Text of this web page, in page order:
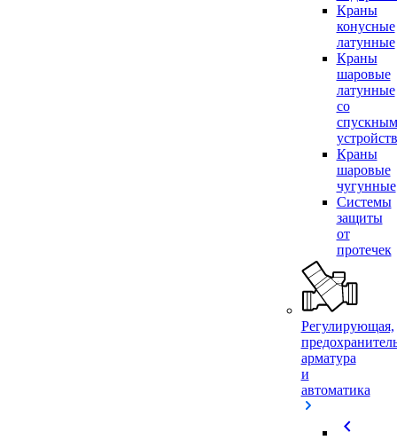
Краны
конусные
латунные
Краны
шаровые
латунные
со
спускным
Краны
шаровые
чугунные
Системы
защиты
от
протечек
Регулирующая,
арматура
и
автоматика
chevron_left